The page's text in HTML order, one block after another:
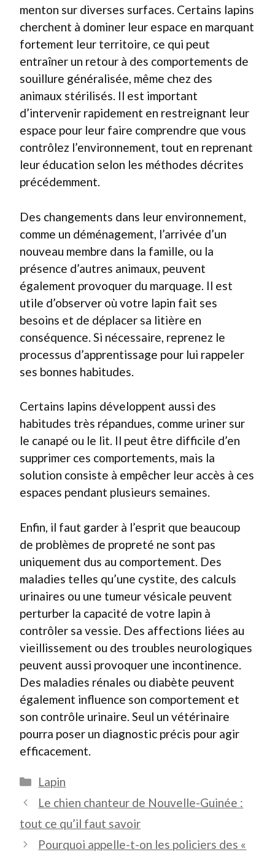
menton sur diverses surfaces. Certains lapins
cherchent à dominer leur espace en marquant
fortement leur territoire, ce qui peut
entraîner un retour à des comportements de
souillure généralisée, même chez des
animaux stérilisés. Il est important
d’intervenir rapidement en restreignant leur
espace pour leur faire comprendre que vous
contrôlez l’environnement, tout en reprenant
leur éducation selon les méthodes décrites
précédemment.
Des changements dans leur environnement,
comme un déménagement, l’arrivée d’un
nouveau membre dans la famille, ou la
présence d’autres animaux, peuvent
également provoquer du marquage. Il est
utile d’observer où votre lapin fait ses
besoins et de déplacer sa litière en
conséquence. Si nécessaire, reprenez le
processus d’apprentissage pour lui rappeler
ses bonnes habitudes.
Certains lapins développent aussi des
habitudes très répandues, comme uriner sur
le canapé ou le lit. Il peut être difficile d’en
supprimer ces comportements, mais la
solution consiste à empêcher leur accès à ces
espaces pendant plusieurs semaines.
Enfin, il faut garder à l’esprit que beaucoup
de problèmes de propreté ne sont pas
uniquement dus au comportement. Des
maladies telles qu’une cystite, des calculs
urinaires ou une tumeur vésicale peuvent
perturber la capacité de votre lapin à
contrôler sa vessie. Des affections liées au
vieillissement ou des troubles neurologiques
peuvent aussi provoquer une incontinence.
Des maladies rénales ou diabète peuvent
également influence son comportement et
son contrôle urinaire. Seul un vétérinaire
pourra poser un diagnostic précis pour agir
efficacement.
Catégories
Lapin
Le chien chanteur de Nouvelle-Guinée :
tout ce qu’il faut savoir
Pourquoi appelle-t-on les policiers des «